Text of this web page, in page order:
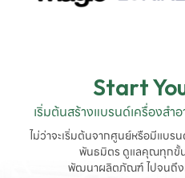
Start
เริ่มต้นสร้างแบรนด์เครื่อง
ไม่ว่าจะเริ่มต้นจากศูนย์หรือมีแบ
พันธมิตร ดูแลคุณทุกขั้
พัฒนาผลิตภัณฑ์ ไปจนถึง